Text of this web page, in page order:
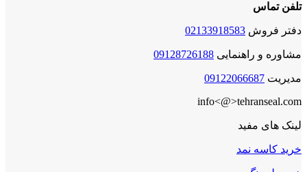
تلفن تماس
دفتر فروش 02133918583
مشاوره و راهنمایی 09128726188
مدیریت 09122066687
info<@>tehranseal.com
لینک های مفید
خرید کاسه نمد